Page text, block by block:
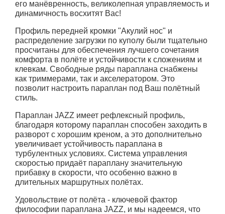
его манёвренность, великолепная управляемость и
динамичность восхитят Вас!
Профиль передней кромки "Акулий нос" и
распределение загрузки по куполу были тщательно
просчитаны для обеспечения лучшего сочетания
комфорта в полёте и устойчивости к сложениям и
клевкам. Свободные ряды параплана снабжены
как триммерами, так и акселератором. Это
позволит настроить параплан под Ваш полётный
стиль.
Параплан JAZZ имеет рефлексный профиль,
благодаря которому параплан способен заходить в
разворот с хорошим креном, а это дополнительно
увеличивает устойчивость параплана в
турбулентных условиях. Система управления
скоростью придаёт параплану значительную
прибавку в скорости, что особенно важно в
длительных маршрутных полётах.
Удовольствие от полёта - ключевой фактор
философии параплана JAZZ, и мы надеемся, что